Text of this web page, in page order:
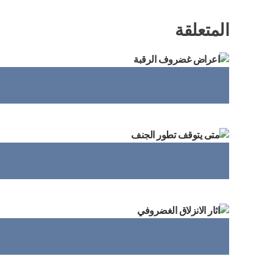
المتعلقة